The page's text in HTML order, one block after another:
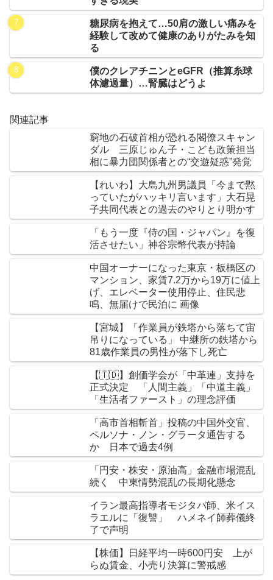
糖尿病を抱えて…50肩の激しい痛みを
経験して改めて健康のありがたみを知
る
僕のクレアチニンとeGFR（推算糸球
体濾過量）…腎臓はどうよ
関連記事
窮地の石破首相が恐れる閣僚スキャン
ダル 三原じゅん子・こども政策担当
相に暴力団関係者との“交遊疑惑”発覚
【れいわ】大島九州男議員「今まで黙
っていたがハッキリ言います」大石晃
子共同代表との過去のやりとり明かす
「もう一度『侍の国・ジャパン』を復
活させたい」神谷宗幣代表が持論
中国オーナーになった東京・板橋区の
マンション、家賃7.2万から19万に値上
げ、エレベーター使用停止、住民悲
鳴、無届けで民泊に 画像
【宮城】「作業員が鉄塔から落ちて宙
吊りになっている」 中継所の鉄塔から
81歳作業員の男性が落下し死亡
【🇹🇩】創価学会が「中革連」支持を
正式決定 「人間主義」「中道主義」
「生活者ファースト」の理念評価
「高市首相斬首」投稿の中国外交官、
ペルソナ・ノン・グラータ通告する
か 日本で過去4例
「円安・株安・原油高」金融市場混乱
続く 中東情勢混乱の長期化懸念
イラン最高指導者モジタバ師、米イス
ラエルに「復讐」 ハメネイ師葬儀終
了で声明
【株価】日経平均一時600円安 上が
らぬ賃金、小売り決算に警戒感